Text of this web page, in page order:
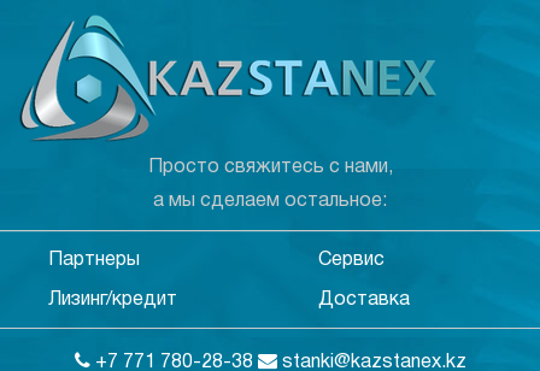
Просто свяжитесь с нами,
а мы сделаем остальное:
Партнеры Сервис
Лизинг/кредит Доставка
+7 771 780-28-38 stanki@kazstanex.kz